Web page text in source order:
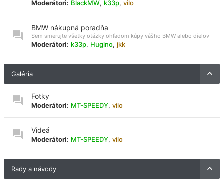
Moderátori: BlackMW, k33p, vilo
BMW nákupná poradňa
Sem smerujte všetky otázky ohľadom kúpy vášho BMW alebo dielov
Moderátori: k33p, Hugino, jkk
Galéria
Fotky
Moderátori: MT-SPEEDY, vilo
Videá
Moderátori: MT-SPEEDY, vilo
Rady a návody